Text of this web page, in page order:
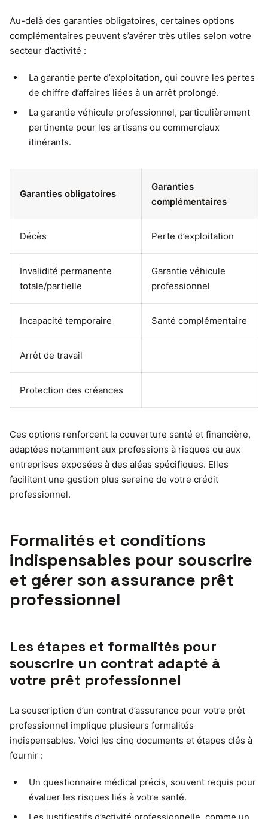
Au-delà des garanties obligatoires, certaines options
complémentaires peuvent s’avérer très utiles selon votre
secteur d’activité :
La garantie perte d’exploitation, qui couvre les pertes
de chiffre d’affaires liées à un arrêt prolongé.
La garantie véhicule professionnel, particulièrement
pertinente pour les artisans ou commerciaux
itinérants.
Garanties obligatoires
Garanties
complémentaires
Décès Perte d’exploitation
Invalidité permanente
totale/partielle
Garantie véhicule
professionnel
Incapacité temporaire Santé complémentaire
Arrêt de travail
Protection des créances
Ces options renforcent la couverture santé et financière,
adaptées notamment aux professions à risques ou aux
entreprises exposées à des aléas spécifiques. Elles
facilitent une gestion plus sereine de votre crédit
professionnel.
Formalités et conditions
indispensables pour souscrire
et gérer son assurance prêt
professionnel
Les étapes et formalités pour
souscrire un contrat adapté à
votre prêt professionnel
La souscription d’un contrat d’assurance pour votre prêt
professionnel implique plusieurs formalités
indispensables. Voici les cinq documents et étapes clés à
fournir :
Un questionnaire médical précis, souvent requis pour
évaluer les risques liés à votre santé.